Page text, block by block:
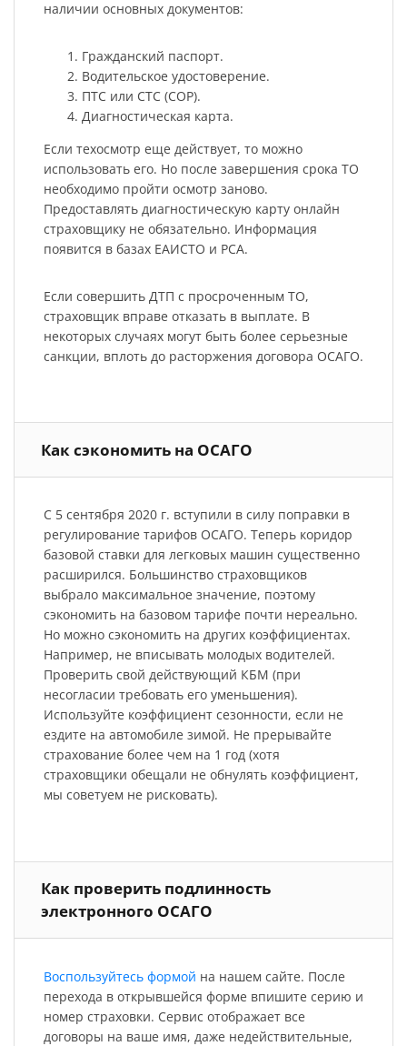
наличии основных документов:
Гражданский паспорт.
Водительское удостоверение.
ПТС или СТС (СОР).
Диагностическая карта.
Если техосмотр еще действует, то можно
использовать его. Но после завершения срока ТО
необходимо пройти осмотр заново.
Предоставлять диагностическую карту онлайн
страховщику не обязательно. Информация
появится в базах ЕАИСТО и РСА.
Если совершить ДТП с просроченным ТО,
страховщик вправе отказать в выплате. В
некоторых случаях могут быть более серьезные
санкции, вплоть до расторжения договора ОСАГО.
Как сэкономить на ОСАГО
С 5 сентября 2020 г. вступили в силу поправки в
регулирование тарифов ОСАГО. Теперь коридор
базовой ставки для легковых машин существенно
расширился. Большинство страховщиков
выбрало максимальное значение, поэтому
сэкономить на базовом тарифе почти нереально.
Но можно сэкономить на других коэффициентах.
Например, не вписывать молодых водителей.
Проверить свой действующий КБМ (при
несогласии требовать его уменьшения).
Используйте коэффициент сезонности, если не
ездите на автомобиле зимой. Не прерывайте
страхование более чем на 1 год (хотя
страховщики обещали не обнулять коэффициент,
мы советуем не рисковать).
Как проверить подлинность
электронного ОСАГО
Воспользуйтесь формой на нашем сайте. После
перехода в открывшейся форме впишите серию и
номер страховки. Сервис отображает все
договоры на ваше имя, даже недействительные,